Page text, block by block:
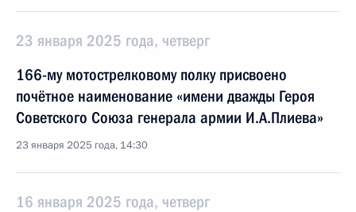
23 января 2025 года, четверг
166-му мотострелковому полку присвоено
почётное наименование «имени дважды Героя
Советского Союза генерала армии И.А.Плиева»
23 января 2025 года, 14:30
16 января 2025 года, четверг